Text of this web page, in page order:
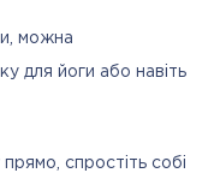
можна
для йоги або навіть
спростіть собі